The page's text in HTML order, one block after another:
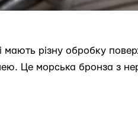
різну обробку
Це морська бронза з